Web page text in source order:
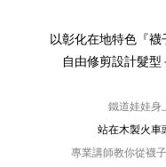
以彰化在地特色『
自由修剪設計髮型
鐵道娃娃身
站在木製火車
專業講師教你從襪